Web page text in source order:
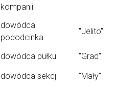
kompanii
dowódca
pododcinka
"Jelito"
dowódca pułku "Grad"
dowódca sekcji "Mały"